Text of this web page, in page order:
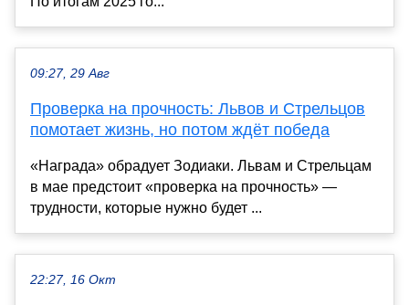
09:27, 29 Авг
Проверка на прочность: Львов и Стрельцов
помотает жизнь, но потом ждёт победа
«Награда» обрадует Зодиаки. Львам и Стрельцам
в мае предстоит «проверка на прочность» —
трудности, которые нужно будет ...
22:27, 16 Окт